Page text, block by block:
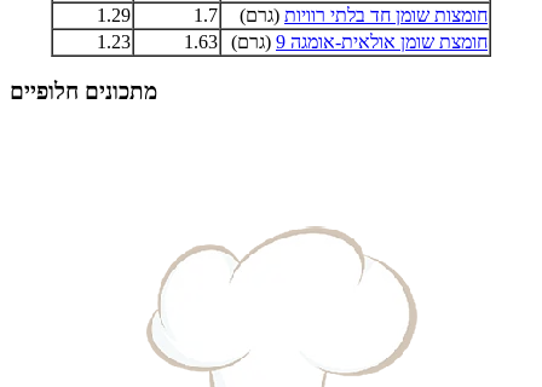
חומצות שומן חד בלתי רוויות (גרם) 1.7
1.29
חומצת שומן אולאית-אומגה 9
(גרם) 1.63
1.23
מתכונים חלופיים